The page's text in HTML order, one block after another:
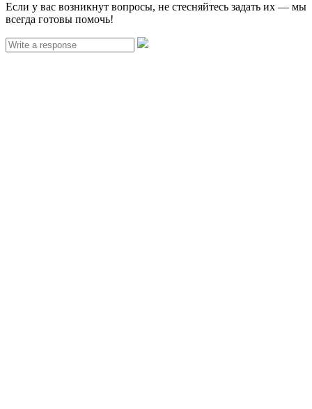
Если у вас возникнут вопросы, не стесняйтесь задать их — мы
всегда готовы помочь!